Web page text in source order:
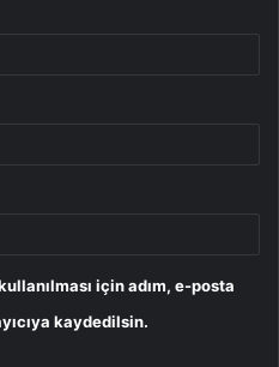
için adım, e-posta
kaydedilsin.